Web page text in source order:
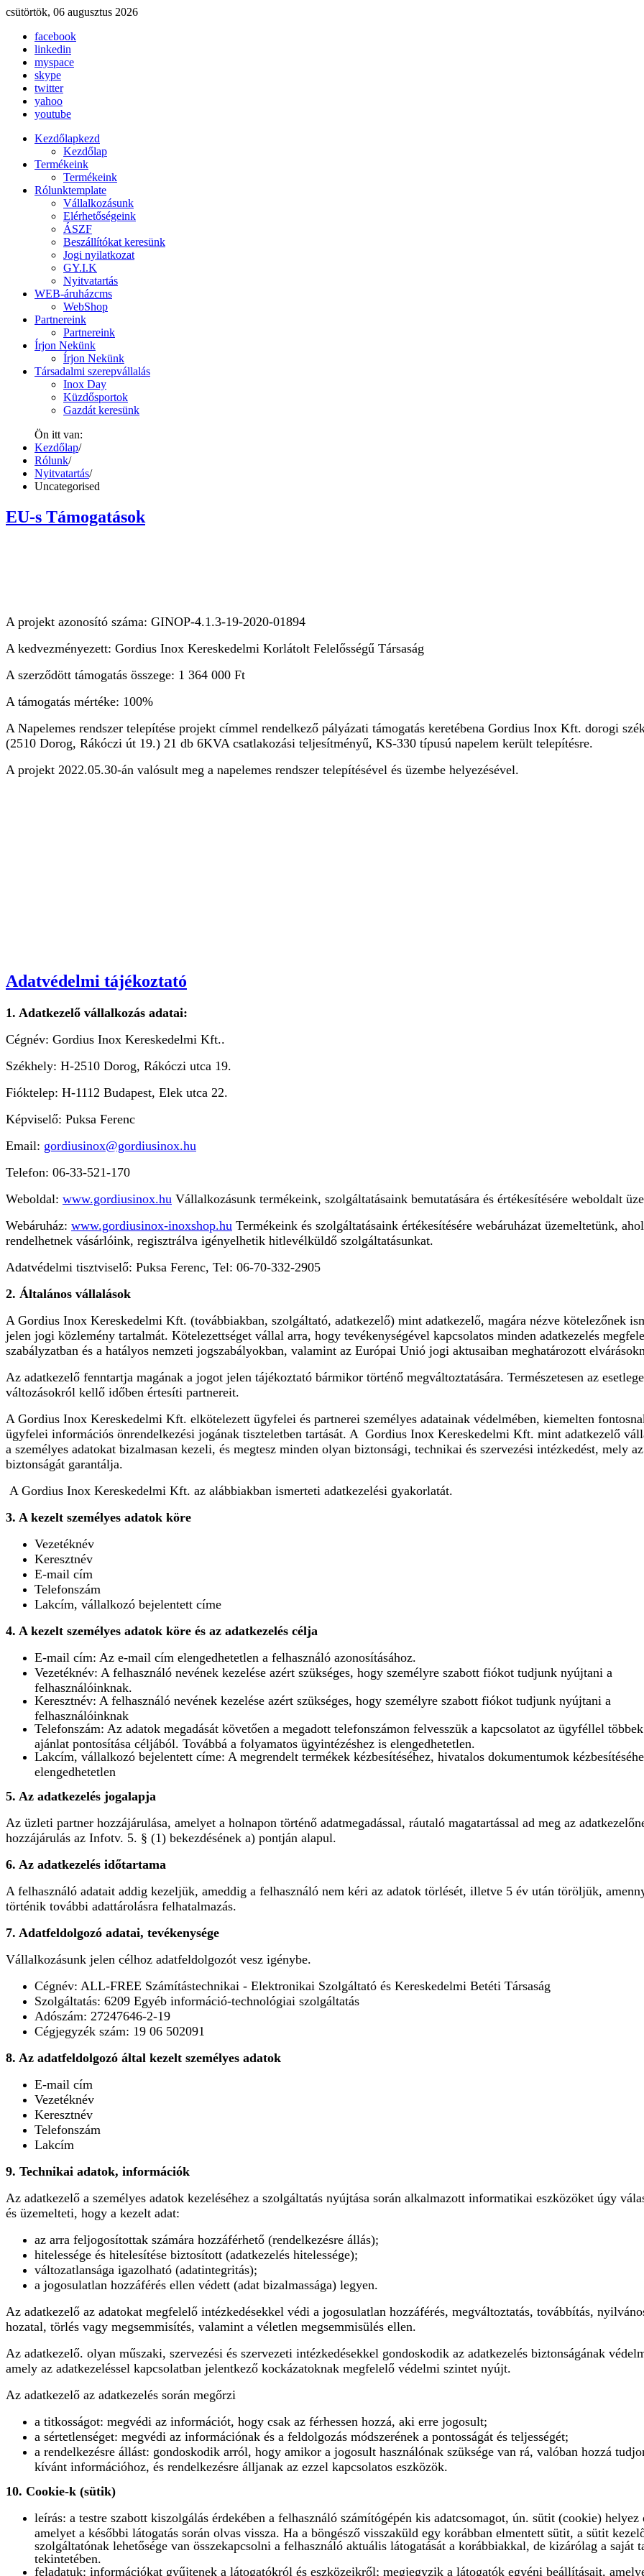
csütörtök, 06 augusztus 2026
facebook
linkedin
myspace
skype
twitter
yahoo
youtube
Kezdőlapkezd
Kezdőlap
Termékeink
Termékeink
Rólunktemplate
Vállalkozásunk
Elérhetőségeink
ÁSZF
Beszállítókat keresünk
Jogi nyilatkozat
GY.I.K
Nyitvatartás
WEB-áruházcms
WebShop
Partnereink
Partnereink
Írjon Nekünk
Írjon Nekünk
Társadalmi szerepvállalás
Inox Day
Küzdősportok
Gazdát keresünk
Ön itt van:
Kezdőlap/
Rólunk/
Nyitvatartás/
Uncategorised
EU-s Támogatások
A projekt azonosító száma: GINOP-4.1.3-19-2020-01894
A kedvezményezett: Gordius Inox Kereskedelmi Korlátolt Felelősségű Társaság
A szerződött támogatás összege: 1 364 000 Ft
A támogatás mértéke: 100%
A Napelemes rendszer telepítése projekt címmel rendelkező pályázati támogatás keretébena Gordius Inox Kft. dorogi
(2510 Dorog, Rákóczi út 19.) 21 db 6KVA csatlakozási teljesítményű, KS-330 típusú napelem került telepítésre.
A projekt 2022.05.30-án valósult meg a napelemes rendszer telepítésével és üzembe helyezésével.
Adatvédelmi tájékoztató
1. Adatkezelő vállalkozás adatai:
Cégnév: Gordius Inox Kereskedelmi Kft..
Székhely: H-2510 Dorog, Rákóczi utca 19.
Fióktelep: H-1112 Budapest, Elek utca 22.
Képviselő: Puksa Ferenc
Email: gordiusinox@gordiusinox.hu
Telefon: 06-33-521-170
Weboldal: www.gordiusinox.hu Vállalkozásunk termékeink, szolgáltatásaink bemutatására és értékesítésére weboldalt
Webáruház: www.gordiusinox-inoxshop.hu Termékeink és szolgáltatásaink értékesítésére webáruházat üzemeltetünk,
rendelhetnek vásárlóink, regisztrálva igényelhetik hitlevélküldő szolgáltatásunkat.
Adatvédelmi tisztviselő: Puksa Ferenc, Tel: 06-70-332-2905
2. Általános vállalások
A Gordius Inox Kereskedelmi Kft. (továbbiakban, szolgáltató, adatkezelő) mint adatkezelő, magára nézve kötelezőnek
jelen jogi közlemény tartalmát. Kötelezettséget vállal arra, hogy tevékenységével kapcsolatos minden adatkezelés
szabályzatban és a hatályos nemzeti jogszabályokban, valamint az Európai Unió jogi aktusaiban meghatározott
Az adatkezelő fenntartja magának a jogot jelen tájékoztató bármikor történő megváltoztatására. Természetesen az
változásokról kellő időben értesíti partnereit.
A Gordius Inox Kereskedelmi Kft. elkötelezett ügyfelei és partnerei személyes adatainak védelmében, kiemelten
ügyfelei információs önrendelkezési jogának tiszteletben tartását. A Gordius Inox Kereskedelmi Kft. mint adatkezelő
a személyes adatokat bizalmasan kezeli, és megtesz minden olyan biztonsági, technikai és szervezési intézkedést, mely
biztonságát garantálja.
A Gordius Inox Kereskedelmi Kft. az alábbiakban ismerteti adatkezelési gyakorlatát.
3. A kezelt személyes adatok köre
Vezetéknév
Keresztnév
E-mail cím
Telefonszám
Lakcím, vállalkozó bejelentett címe
4. A kezelt személyes adatok köre és az adatkezelés célja
E-mail cím: Az e-mail cím elengedhetetlen a felhasználó azonosításához.
Vezetéknév: A felhasználó nevének kezelése azért szükséges, hogy személyre szabott fiókot tudjunk nyújtani a
felhasználóinknak.
Keresztnév: A felhasználó nevének kezelése azért szükséges, hogy személyre szabott fiókot tudjunk nyújtani a
felhasználóinknak
Telefonszám: Az adatok megadását követően a megadott telefonszámon felvesszük a kapcsolatot az ügyféllel
ajánlat pontosítása céljából. Továbbá a folyamatos ügyintézéshez is elengedhetetlen.
Lakcím, vállalkozó bejelentett címe: A megrendelt termékek kézbesítéséhez, hivatalos dokumentumok
elengedhetetlen
5. Az adatkezelés jogalapja
Az üzleti partner hozzájárulása, amelyet a holnapon történő adatmegadással, ráutaló magatartással ad meg az
hozzájárulás az Infotv. 5. § (1) bekezdésének a) pontján alapul.
6. Az adatkezelés időtartama
A felhasználó adatait addig kezeljük, ameddig a felhasználó nem kéri az adatok törlését, illetve 5 év után töröljük,
történik további adattárolásra felhatalmazás.
7. Adatfeldolgozó adatai, tevékenysége
Vállalkozásunk jelen célhoz adatfeldolgozót vesz igénybe.
Cégnév: ALL-FREE Számítástechnikai - Elektronikai Szolgáltató és Kereskedelmi Betéti Társaság
Szolgáltatás: 6209 Egyéb információ-technológiai szolgáltatás
Adószám: 27247646-2-19
Cégjegyzék szám: 19 06 502091
8. Az adatfeldolgozó által kezelt személyes adatok
E-mail cím
Vezetéknév
Keresztnév
Telefonszám
Lakcím
9. Technikai adatok, információk
Az adatkezelő a személyes adatok kezeléséhez a szolgáltatás nyújtása során alkalmazott informatikai eszközöket úgy
és üzemelteti, hogy a kezelt adat:
az arra feljogosítottak számára hozzáférhető (rendelkezésre állás);
hitelessége és hitelesítése biztosított (adatkezelés hitelessége);
változatlansága igazolható (adatintegritás);
a jogosulatlan hozzáférés ellen védett (adat bizalmassága) legyen.
Az adatkezelő az adatokat megfelelő intézkedésekkel védi a jogosulatlan hozzáférés, megváltoztatás, továbbítás,
hozatal, törlés vagy megsemmisítés, valamint a véletlen megsemmisülés ellen.
Az adatkezelő. olyan műszaki, szervezési és szervezeti intézkedésekkel gondoskodik az adatkezelés biztonságának
amely az adatkezeléssel kapcsolatban jelentkező kockázatoknak megfelelő védelmi szintet nyújt.
Az adatkezelő az adatkezelés során megőrzi
a titkosságot: megvédi az információt, hogy csak az férhessen hozzá, aki erre jogosult;
a sértetlenséget: megvédi az információnak és a feldolgozás módszerének a pontosságát és teljességét;
a rendelkezésre állást: gondoskodik arról, hogy amikor a jogosult használónak szüksége van rá, valóban hozzá
kívánt információhoz, és rendelkezésre álljanak az ezzel kapcsolatos eszközök.
10. Cookie-k (sütik)
leírás: a testre szabott kiszolgálás érdekében a felhasználó számítógépén kis adatcsomagot, ún. sütit (cookie) helyez
amelyet a későbbi látogatás során olvas vissza. Ha a böngésző visszaküld egy korábban elmentett sütit, a sütit
szolgáltatónak lehetősége van összekapcsolni a felhasználó aktuális látogatását a korábbiakkal, de kizárólag a saját
tekintetében.
feladatuk: információkat gyűjtenek a látogatókról és eszközeikről; megjegyzik a látogatók egyéni beállításait,